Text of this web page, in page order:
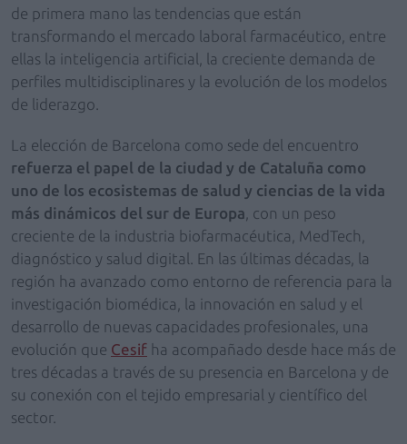
de primera mano las tendencias que están
transformando el mercado laboral farmacéutico, entre
ellas la inteligencia artificial, la creciente demanda de
perfiles multidisciplinares y la evolución de los modelos
de liderazgo.
La elección de Barcelona como sede del encuentro
refuerza el papel de la ciudad y de Cataluña como
uno de los ecosistemas de salud y ciencias de la vida
más dinámicos del sur de Europa , con un peso
creciente de la industria biofarmacéutica, MedTech,
diagnóstico y salud digital. En las últimas décadas, la
región ha avanzado como entorno de referencia para la
investigación biomédica, la innovación en salud y el
desarrollo de nuevas capacidades profesionales, una
evolución que Cesif ha acompañado desde hace más de
tres décadas a través de su presencia en Barcelona y de
su conexión con el tejido empresarial y científico del
sector.